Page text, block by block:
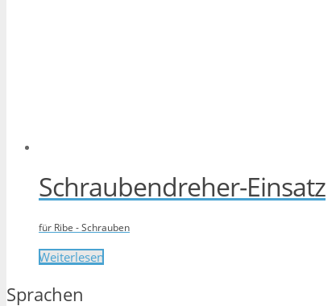
Schraubendreher-Einsatz
für Ribe - Schrauben
Weiterlesen
Sprachen